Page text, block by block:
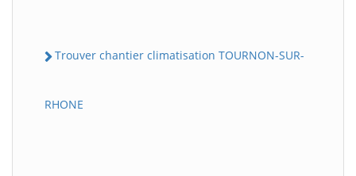
Trouver chantier climatisation TOURNON-SUR-
RHONE